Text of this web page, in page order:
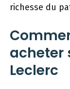
richesse du
acheter
Leclerc